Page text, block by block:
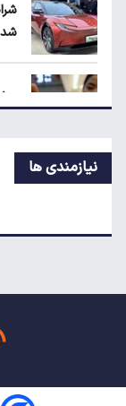
شد
نیازمندی ها